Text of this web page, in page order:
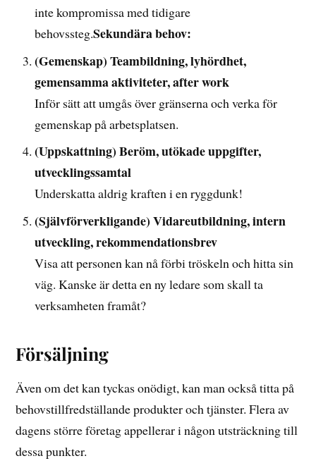
inte kompromissa med tidigare
behovssteg.Sekundära behov:
(Gemenskap) Teambildning, lyhördhet,
gemensamma aktiviteter, after work
Inför sätt att umgås över gränserna och verka för
gemenskap på arbetsplatsen.
(Uppskattning) Beröm, utökade uppgifter,
utvecklingssamtal
Underskatta aldrig kraften i en ryggdunk!
(Självförverkligande) Vidareutbildning, intern
utveckling, rekommendationsbrev
Visa att personen kan nå förbi tröskeln och hitta sin
väg. Kanske är detta en ny ledare som skall ta
verksamheten framåt?
Försäljning
Även om det kan tyckas onödigt, kan man också titta på
behovstillfredställande produkter och tjänster. Flera av
dagens större företag appellerar i någon utsträckning till
dessa punkter.